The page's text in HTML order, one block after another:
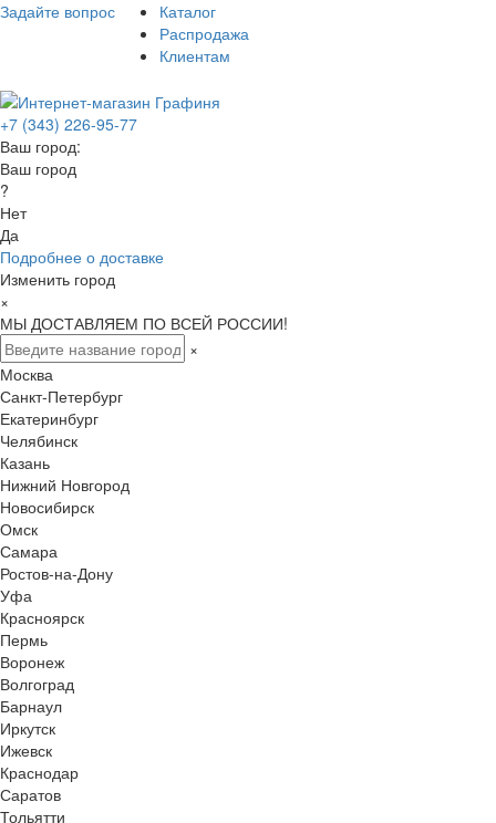
Задайте вопрос
Каталог
Распродажа
Клиентам
+7 (343) 226-95-77
Ваш город:
Ваш город
?
Нет
Да
Подробнее о доставке
Изменить город
×
МЫ ДОСТАВЛЯЕМ ПО ВСЕЙ РОССИИ!
×
Москва
Санкт-Петербург
Екатеринбург
Челябинск
Казань
Нижний Новгород
Новосибирск
Омск
Самара
Ростов-на-Дону
Уфа
Красноярск
Пермь
Воронеж
Волгоград
Барнаул
Иркутск
Ижевск
Краснодар
Саратов
Тольятти